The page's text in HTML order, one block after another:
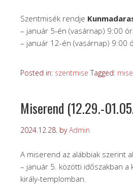
Szentmisék rendje
– január 5-én (vasárnap) 9:00
– január 12-én (vasárnap) 9:00
Posted in: szentmise Tagged:
Miserend (12.29.-
2024.12.28. byAdmin
A miserend az alábbiak szerint
– január 5. közötti időszakban a
király-templomban.